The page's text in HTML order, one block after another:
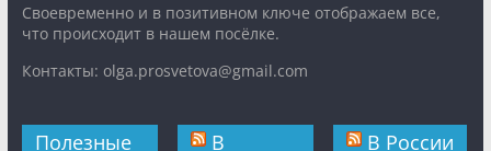
Cвоевременно и в позитивном ключе отображаем все,
что происходит в нашем посёлке.
Контакты: olga.prosvetova@gmail.com
Полезные
В
В России